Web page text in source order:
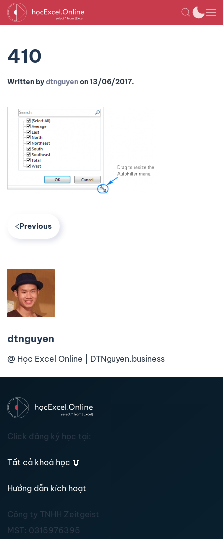
410
Written bydtnguyenon13/06/2017.
Previous
dtnguyen
@ Học Excel Online | DTNguyen.business
Click đăng ký học tại:
Tất cả khoá học 📖
Hướng dẫn kích hoạt
Công ty TNHH Zeitgeist
MST: 0315976395